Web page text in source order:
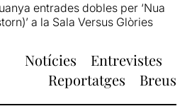
entrades dobles per ‘Nua
a la Sala Versus Glòries
Notícies
Entrevistes
Reportatges
Breus